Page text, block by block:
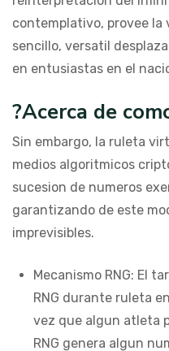
contemplativo, provee la
sencillo, versatil
en entusiastas en el
?Acerca de
Sin embargo, la ruleta
medios algoritmicos
sucesion de numeros
garantizando de este
imprevisibles.
Mecanismo RNG: El
RNG durante ruleta
vez que algun atleta
RNG genera algun